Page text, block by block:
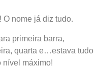
O nome já diz tudo.
primeira barra,
quarta e…estava tudo
nível máximo!